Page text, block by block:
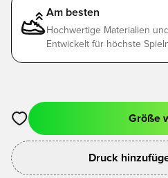
Am besten
Hochwertige Materialien
Entwickelt für höchste
Öffnet ein neues Fenster zum
Größe
Druck